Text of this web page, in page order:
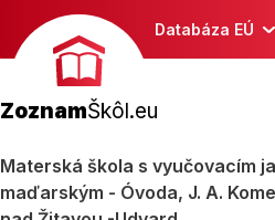
Databáza EÚ
ZoznamŠkôl.eu
Materská škola s vyučovacím
maďarským - Óvoda, J. A.